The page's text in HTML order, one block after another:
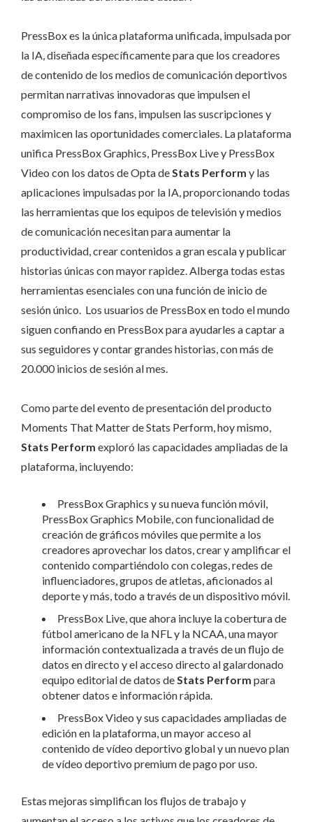
PressBox es la única plataforma unificada, impulsada por
la IA, diseñada específicamente para que los creadores
de contenido de los medios de comunicación deportivos
permitan narrativas innovadoras que impulsen el
compromiso de los fans, impulsen las suscripciones y
maximicen las oportunidades comerciales. La plataforma
unifica PressBox Graphics, PressBox Live y PressBox
Video con los datos de Opta de Stats Perform y las
aplicaciones impulsadas por la IA, proporcionando todas
las herramientas que los equipos de televisión y medios
de comunicación necesitan para aumentar la
productividad, crear contenidos a gran escala y publicar
historias únicas con mayor rapidez. Alberga todas estas
herramientas esenciales con una función de inicio de
sesión único. Los usuarios de PressBox en todo el mundo
siguen confiando en PressBox para ayudarles a captar a
sus seguidores y contar grandes historias, con más de
20.000 inicios de sesión al mes.
Como parte del evento de presentación del producto
Moments That Matter de Stats Perform, hoy mismo,
Stats Perform exploró las capacidades ampliadas de la
plataforma, incluyendo:
PressBox Graphics y su nueva función móvil,
PressBox Graphics Mobile, con funcionalidad de
creación de gráficos móviles que permite a los
creadores aprovechar los datos, crear y amplificar el
contenido compartiéndolo con colegas, redes de
influenciadores, grupos de atletas, aficionados al
deporte y más, todo a través de un dispositivo móvil.
PressBox Live, que ahora incluye la cobertura de
fútbol americano de la NFL y la NCAA, una mayor
información contextualizada a través de un flujo de
datos en directo y el acceso directo al galardonado
equipo editorial de datos de Stats Perform para
obtener datos e información rápida.
PressBox Video y sus capacidades ampliadas de
edición en la plataforma, un mayor acceso al
contenido de vídeo deportivo global y un nuevo plan
de vídeo deportivo premium de pago por uso.
Estas mejoras simplifican los flujos de trabajo y